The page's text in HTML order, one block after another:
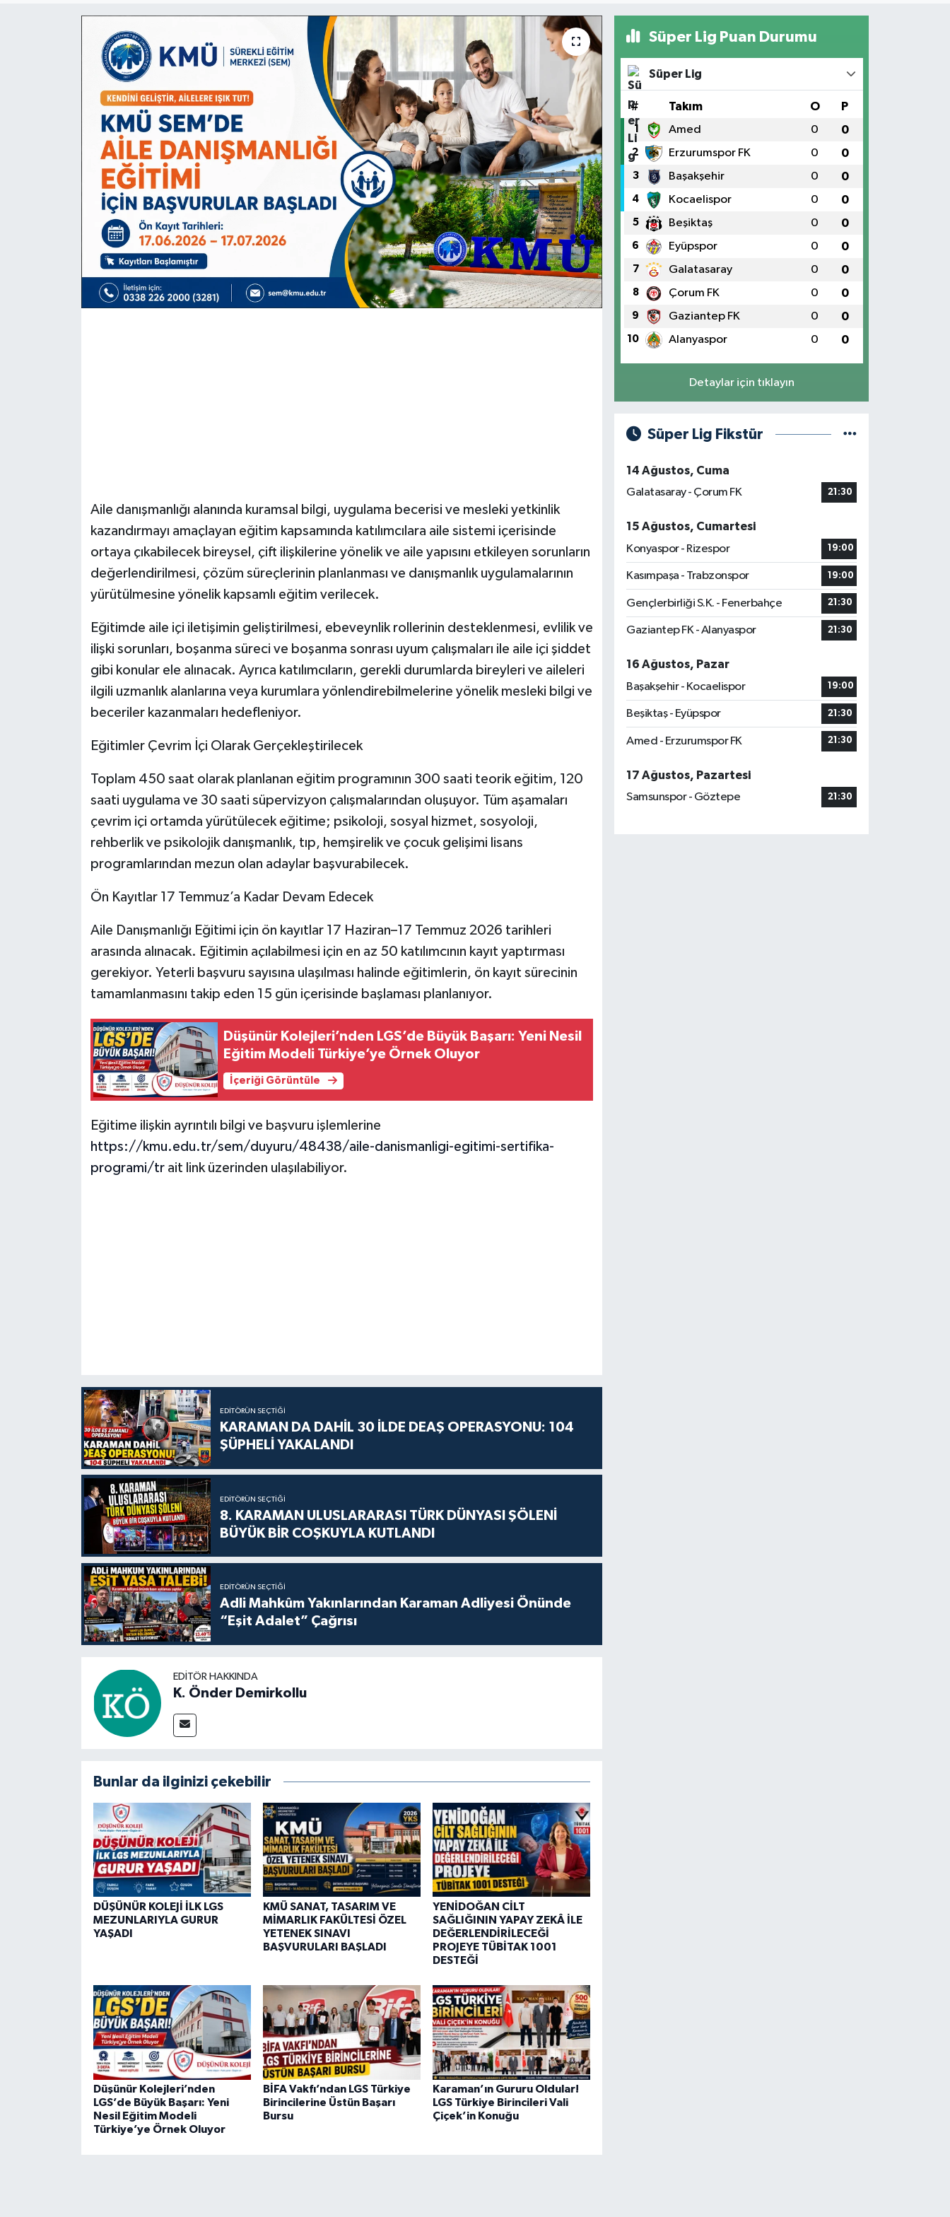
Aile danışmanlığı alanında kuramsal bilgi, uygulama becerisi ve mesleki yetkinlik
kazandırmayı amaçlayan eğitim kapsamında katılımcılara aile sistemi içerisinde
ortaya çıkabilecek bireysel, çift ilişkilerine yönelik ve aile yapısını etkileyen sorunların
değerlendirilmesi, çözüm süreçlerinin planlanması ve danışmanlık uygulamalarının
yürütülmesine yönelik kapsamlı eğitim verilecek.
Eğitimde aile içi iletişimin geliştirilmesi, ebeveynlik rollerinin desteklenmesi, evlilik ve
ilişki sorunları, boşanma süreci ve boşanma sonrası uyum çalışmaları ile aile içi şiddet
gibi konular ele alınacak. Ayrıca katılımcıların, gerekli durumlarda bireyleri ve aileleri
ilgili uzmanlık alanlarına veya kurumlara yönlendirebilmelerine yönelik mesleki bilgi ve
beceriler kazanmaları hedefleniyor.
Eğitimler Çevrim İçi Olarak Gerçekleştirilecek
Toplam 450 saat olarak planlanan eğitim programının 300 saati teorik eğitim, 120
saati uygulama ve 30 saati süpervizyon çalışmalarından oluşuyor. Tüm aşamaları
çevrim içi ortamda yürütülecek eğitime; psikoloji, sosyal hizmet, sosyoloji,
rehberlik ve psikolojik danışmanlık, tıp, hemşirelik ve çocuk gelişimi lisans
programlarından mezun olan adaylar başvurabilecek.
Ön Kayıtlar 17 Temmuz’a Kadar Devam Edecek
Aile Danışmanlığı Eğitimi için ön kayıtlar 17 Haziran–17 Temmuz 2026 tarihleri
arasında alınacak. Eğitimin açılabilmesi için en az 50 katılımcının kayıt yaptırması
gerekiyor. Yeterli başvuru sayısına ulaşılması halinde eğitimlerin, ön kayıt sürecinin
tamamlanmasını takip eden 15 gün içerisinde başlaması planlanıyor.
Düşünür Kolejleri’nden LGS’de Büyük Başarı: Yeni Nesil
Eğitim Modeli Türkiye’ye Örnek Oluyor
İçeriği Görüntüle
Eğitime ilişkin ayrıntılı bilgi ve başvuru işlemlerine
https://kmu.edu.tr/sem/duyuru/48438/aile-danismanligi-egitimi-sertifika-
programi/trait link üzerinden ulaşılabiliyor.
EDITÖRÜN SEÇTIĞI
KARAMAN DA DAHİL 30 İLDE DEAŞ OPERASYONU: 104
ŞÜPHELİ YAKALANDI
EDITÖRÜN SEÇTIĞI
8. KARAMAN ULUSLARARASI TÜRK DÜNYASI ŞÖLENİ
BÜYÜK BİR COŞKUYLA KUTLANDI
EDITÖRÜN SEÇTIĞI
Adli Mahkûm Yakınlarından Karaman Adliyesi Önünde
“Eşit Adalet” Çağrısı
EDITÖR HAKKINDA
K. Önder Demirkollu
Bunlar da ilginizi çekebilir
DÜŞÜNÜR KOLEJİ İLK LGS
MEZUNLARIYLA GURUR
YAŞADI
KMÜ SANAT, TASARIM VE
MİMARLIK FAKÜLTESİ ÖZEL
YETENEK SINAVI
BAŞVURULARI BAŞLADI
YENİDOĞAN CİLT
SAĞLIĞININ YAPAY ZEKÂ İLE
DEĞERLENDİRİLECEĞİ
PROJEYE TÜBİTAK 1001
DESTEĞİ
Düşünür Kolejleri’nden
LGS’de Büyük Başarı: Yeni
Nesil Eğitim Modeli
Türkiye’ye Örnek Oluyor
BİFA Vakfı’ndan LGS Türkiye
Birincilerine Üstün Başarı
Bursu
Karaman’ın Gururu Oldular!
LGS Türkiye Birincileri Vali
Çiçek’in Konuğu
Süper Lig Puan Durumu
Süper Lig
# Takım O P
1 Amed 0 0
2 Erzurumspor FK 0 0
3 Başakşehir 0 0
4 Kocaelispor 0 0
5 Beşiktaş 0 0
6 Eyüpspor 0 0
7 Galatasaray 0 0
8 Çorum FK 0 0
9 Gaziantep FK 0 0
10 Alanyaspor 0 0
Detaylar için tıklayın
Süper Lig Fikstür
14 Ağustos, Cuma
Galatasaray - Çorum FK
21:30
15 Ağustos, Cumartesi
Konyaspor - Rizespor
19:00
Kasımpaşa - Trabzonspor 19:00
Gençlerbirliği S.K. - Fenerbahçe 21:30
Gaziantep FK - Alanyaspor 21:30
16 Ağustos, Pazar
Başakşehir - Kocaelispor
19:00
Beşiktaş - Eyüpspor 21:30
Amed - Erzurumspor FK 21:30
17 Ağustos, Pazartesi
Samsunspor - Göztepe
21:30
Vefat Edenler
Video Galeri